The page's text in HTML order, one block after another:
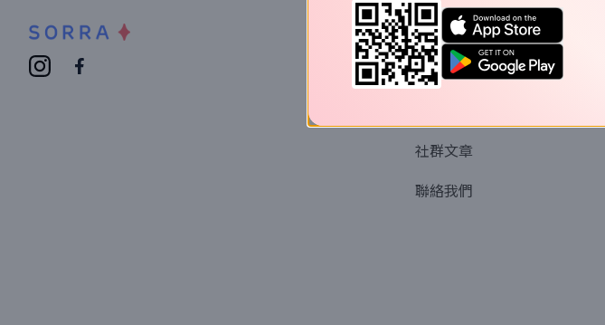
關於我們
認識SORRA
社群文章
聯絡我們